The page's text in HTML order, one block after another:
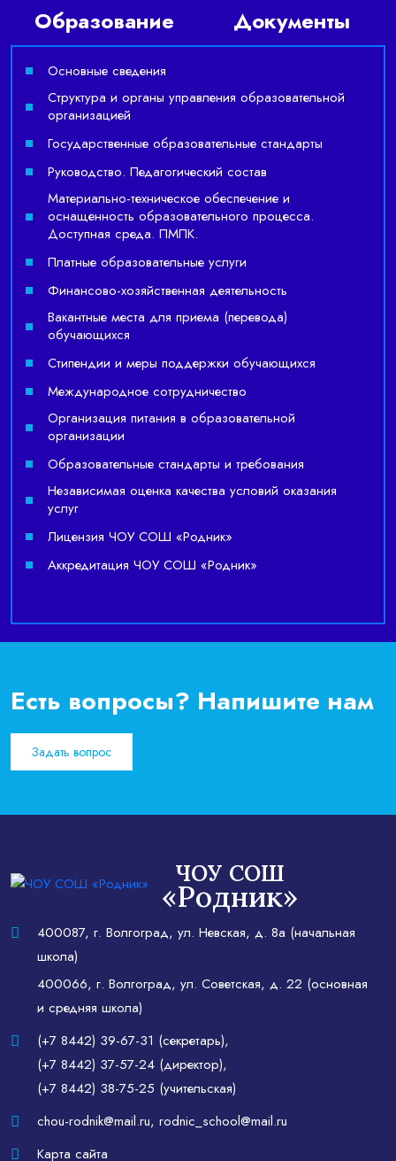
Образование
Документы
Основные сведения
Структура и органы управления образовательной
организацией
Государственные образовательные стандарты
Руководство. Педагогический состав
Материально-техническое обеспечение и
оснащенность образовательного процесса.
Доступная среда. ПМПК.
Платные образовательные услуги
Финансово-хозяйственная деятельность
Вакантные места для приема (перевода)
обучающихся
Стипендии и меры поддержки обучающихся
Международное сотрудничество
Организация питания в образовательной
организации
Образовательные стандарты и требования
Независимая оценка качества условий оказания
услуг
Лицензия ЧОУ СОШ «Родник»
Аккредитация ЧОУ СОШ «Родник»
Есть вопросы? Напишите нам
Задать вопрос
ЧОУ СОШ
«Родник»
400087, г. Волгоград, ул. Невская, д. 8а (начальная
школа)
400066, г. Волгоград, ул. Советская, д. 22 (основная
и средняя школа)
(+7 8442) 39-67-31 (секретарь),
(+7 8442) 37-57-24 (директор),
(+7 8442) 38-75-25 (учительская)
chou-rodnik@mail.ru, rodnic_school@mail.ru
Карта сайта